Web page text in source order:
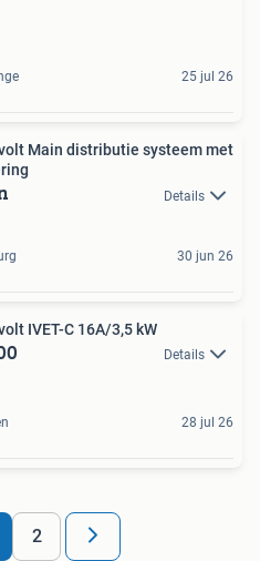
25 jul 26
Main distributie systeem met
Details
30 jun 26
IVET-C 16A/3,5 kW
Details
28 jul 26
2